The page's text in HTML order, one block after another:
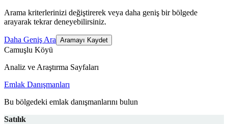
Arama kriterlerinizi değiştirerek veya daha geniş bir bölgede
arayarak tekrar deneyebilirsiniz.
Daha Geniş Ara Aramayı Kaydet
Camuşlu Köyü
Analiz ve Araştırma Sayfaları
Emlak Danışmanları
Bu bölgedeki emlak danışmanlarını bulun
Satılık